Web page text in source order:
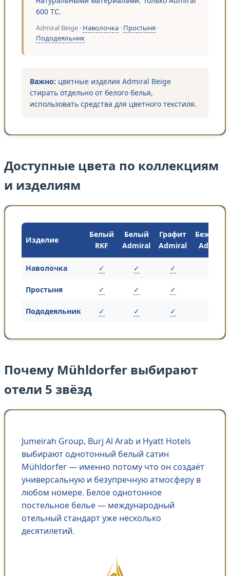
600 TC.
Admiral Beige · Наволочка · Простыня ·
Пододеяльник
Важно: цветные изделия Admiral Beige
стирать отдельно от белого белья,
использовать средства для цветного текстиля.
Доступные цвета по коллекциям
и изделиям
Изделие
Белый
RKF
Белый
Admiral
Графит
Admiral
Бежевый
Admiral
Наволочка ✓ ✓ ✓
Простыня ✓ ✓ ✓
Пододеяльник ✓ ✓ ✓
Почему Mühldorfer выбирают
отели 5 звёзд
Jumeirah Group, Burj Al Arab и Hyatt Hotels
выбирают однотонный белый сатин
Mühldorfer — именно потому что он создаёт
универсальную и безупречную атмосферу в
любом номере. Белое однотонное
постельное белье — международный
отельный стандарт уже несколько
десятилетий.